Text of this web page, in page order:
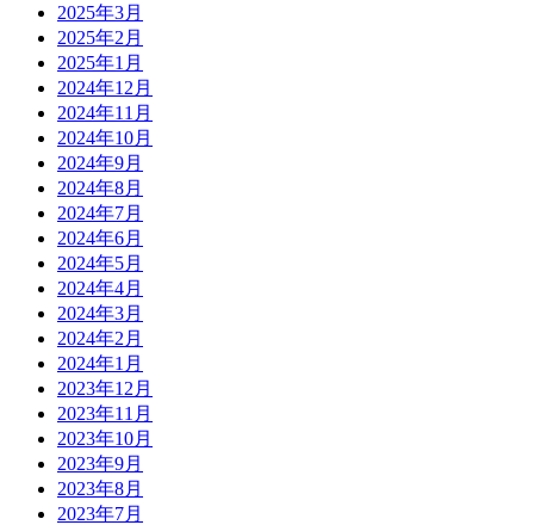
2025年3月
2025年2月
2025年1月
2024年12月
2024年11月
2024年10月
2024年9月
2024年8月
2024年7月
2024年6月
2024年5月
2024年4月
2024年3月
2024年2月
2024年1月
2023年12月
2023年11月
2023年10月
2023年9月
2023年8月
2023年7月